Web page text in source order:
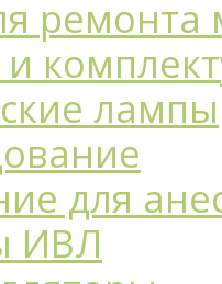
и
лампы
для
ИВЛ